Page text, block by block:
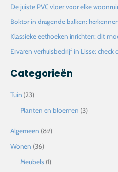
a
r
:
De juiste PVC vloer voor elke
Boktor in dragende balken:
Klassieke eethoeken inrichten: dit
Ervaren verhuisbedrijf in Lisse: check
Categorieën
Tuin (23)
Planten en bloemen (3)
Algemeen (89)
Wonen (36)
Meubels (1)